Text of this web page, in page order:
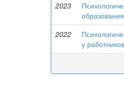
2023
2022
у